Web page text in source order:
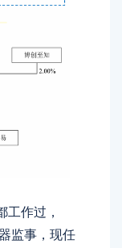
工作过，
监事，现任